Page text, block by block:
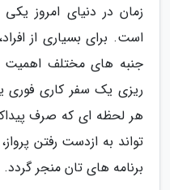
زمان در دنیای امروز
است. برای بسیاری از
جنبه های مختلف اهمیت
ریزی یک سفر کاری فوری
هر لحظه ای که صرف
تواند به ازدست رفتن
برنامه های تان منجر گردد.